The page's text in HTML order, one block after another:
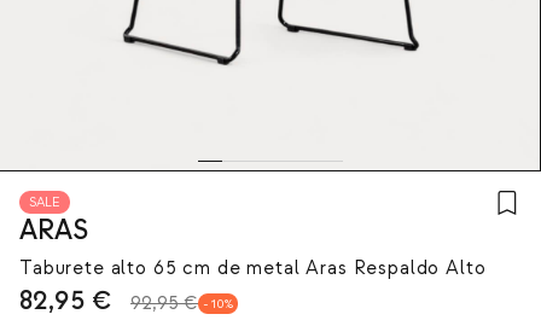
SALE
ARAS
Taburete alto 65 cm de metal Aras Respaldo Alto
82,95 € 92,95 € 10